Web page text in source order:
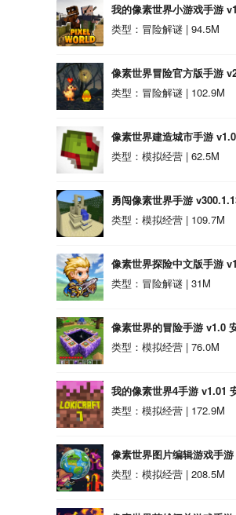
我的像素世界小游戏手游
类型：冒险解谜 | 94.5M
像素世界冒险官方版手游
类型：冒险解谜 | 102.9M
像素世界建造城市手游
类型：模拟经营 | 62.5M
勇闯像素世界手游
类型：模拟经营 | 109.7M
像素世界探险中文版手游
类型：冒险解谜 | 31M
像素世界的冒险手游 v1.0
类型：模拟经营 | 76.0M
我的像素世界4手游 v1.01
类型：模拟经营 | 172.9M
像素世界图片编辑游戏手
类型：模拟经营 | 208.5M